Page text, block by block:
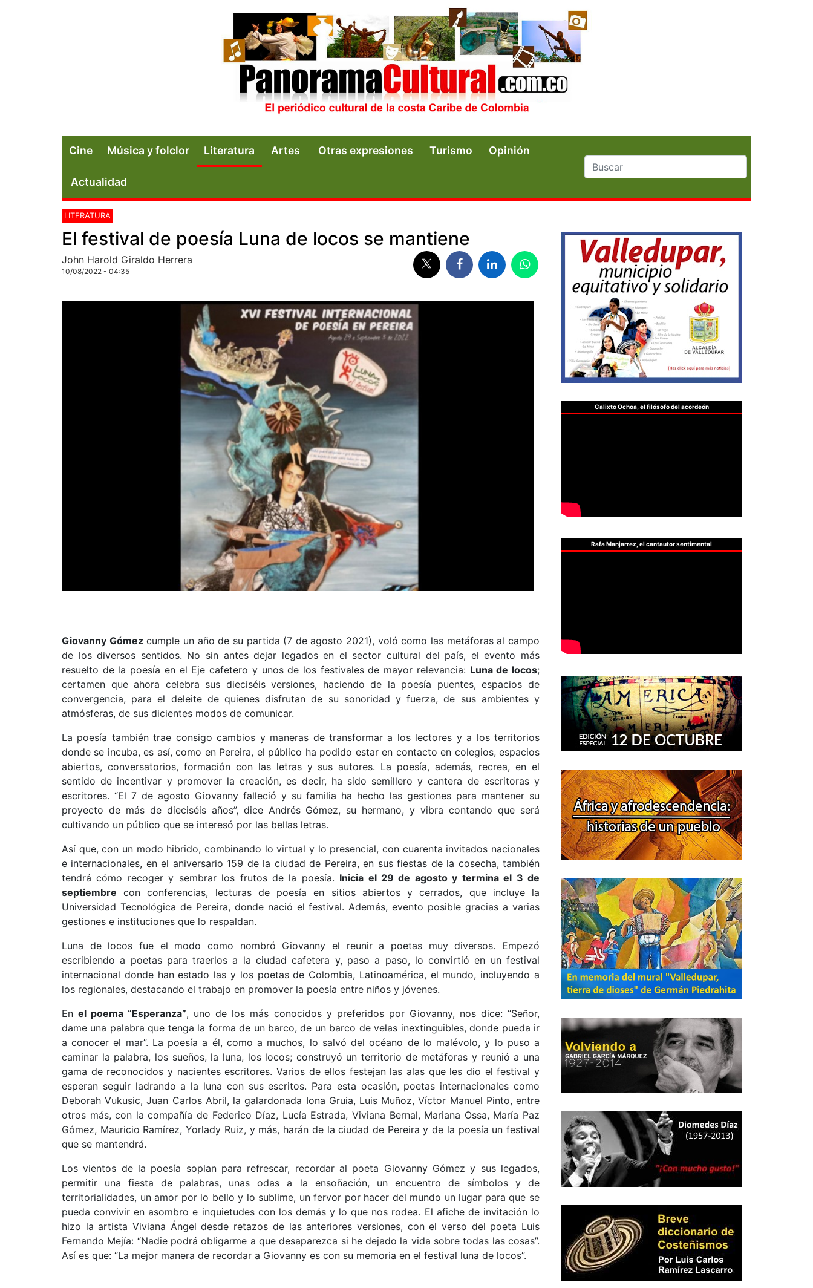
Cine Música y folclor Literatura Artes Otras expresiones Turismo Opinión
Actualidad
LITERATURA
El festival de poesía Luna de locos se mantiene
John Harold Giraldo Herrera
10/08/2022 - 04:35
Giovanny Gómezcumple un año de su partida (7 de agosto 2021), voló como las metáforas al campo
de los diversos sentidos. No sin antes dejar legados en el sector cultural del país, el evento más
resuelto de la poesía en el Eje cafetero y unos de los festivales de mayor relevancia: Luna de locos;
certamen que ahora celebra sus dieciséis versiones, haciendo de la poesía puentes, espacios de
convergencia, para el deleite de quienes disfrutan de su sonoridad y fuerza, de sus ambientes y
atmósferas, de sus dicientes modos de comunicar.
La poesía también trae consigo cambios y maneras de transformar a los lectores y a los territorios
donde se incuba, es así, como en Pereira, el público ha podido estar en contacto en colegios, espacios
abiertos, conversatorios, formación con las letras y sus autores. La poesía, además, recrea, en el
sentido de incentivar y promover la creación, es decir, ha sido semillero y cantera de escritoras y
escritores. “El 7 de agosto Giovanny falleció y su familia ha hecho las gestiones para mantener su
proyecto de más de dieciséis años”, dice Andrés Gómez, su hermano, y vibra contando que será
cultivando un público que se interesó por las bellas letras.
Así que, con un modo hibrido, combinando lo virtual y lo presencial, con cuarenta invitados nacionales
e internacionales, en el aniversario 159 de la ciudad de Pereira, en sus fiestas de la cosecha, también
tendrá cómo recoger y sembrar los frutos de la poesía. Inicia el 29 de agosto y termina el 3 de
septiembre con conferencias, lecturas de poesía en sitios abiertos y cerrados, que incluye la
Universidad Tecnológica de Pereira, donde nació el festival. Además, evento posible gracias a varias
gestiones e instituciones que lo respaldan.
Luna de locos fue el modo como nombró Giovanny el reunir a poetas muy diversos. Empezó
escribiendo a poetas para traerlos a la ciudad cafetera y, paso a paso, lo convirtió en un festival
internacional donde han estado las y los poetas de Colombia, Latinoamérica, el mundo, incluyendo a
los regionales, destacando el trabajo en promover la poesía entre niños y jóvenes.
Enel poema “Esperanza”, uno de los más conocidos y preferidos por Giovanny, nos dice: “Señor,
dame una palabra que tenga la forma de un barco, de un barco de velas inextinguibles, donde pueda ir
a conocer el mar”. La poesía a él, como a muchos, lo salvó del océano de lo malévolo, y lo puso a
caminar la palabra, los sueños, la luna, los locos; construyó un territorio de metáforas y reunió a una
gama de reconocidos y nacientes escritores. Varios de ellos festejan las alas que les dio el festival y
esperan seguir ladrando a la luna con sus escritos. Para esta ocasión, poetas internacionales como
Deborah Vukusic, Juan Carlos Abril, la galardonada Iona Gruia, Luis Muñoz, Víctor Manuel Pinto, entre
otros más, con la compañía de Federico Díaz, Lucía Estrada, Viviana Bernal, Mariana Ossa, María Paz
Gómez, Mauricio Ramírez, Yorlady Ruiz, y más, harán de la ciudad de Pereira y de la poesía un festival
que se mantendrá.
Los vientos de la poesía soplan para refrescar, recordar al poeta Giovanny Gómez y sus legados,
permitir una fiesta de palabras, unas odas a la ensoñación, un encuentro de símbolos y de
territorialidades, un amor por lo bello y lo sublime, un fervor por hacer del mundo un lugar para que se
pueda convivir en asombro e inquietudes con los demás y lo que nos rodea. El afiche de invitación lo
hizo la artista Viviana Ángel desde retazos de las anteriores versiones, con el verso del poeta Luis
Fernando Mejía: “Nadie podrá obligarme a que desaparezca si he dejado la vida sobre todas las cosas”.
Así es que: “La mejor manera de recordar a Giovanny es con su memoria en el festival luna de locos”.
Calixto Ochoa, el filósofo del acordeón
Rafa Manjarrez, el cantautor sentimental